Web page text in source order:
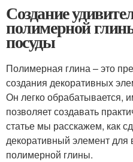
Создание
полимерной
посуды
Полимерная глина – это
создания декоративных
Он легко обрабатывается,
позволяет создавать
статье мы расскажем, как
декоративный элемент
полимерной глины.